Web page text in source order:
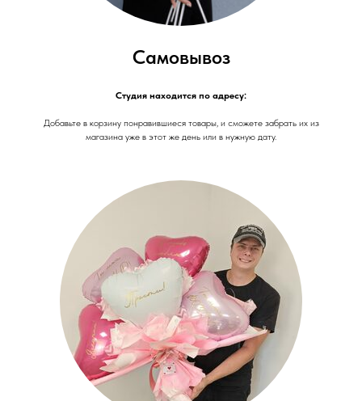
Самовывоз
Студия находится по адресу:
Добавьте в корзину понравившиеся товары, и сможете забрать их из
магазина уже в этот же день или в нужную дату.